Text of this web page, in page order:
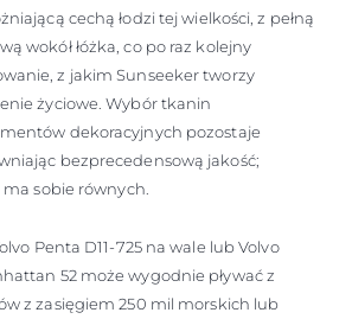
cechą łodzi tej wielkości, z pełną
wokół łóżka, co po raz kolejny
z jakim Sunseeker tworzy
życiowe. Wybór tkanin
dekoracyjnych pozostaje
bezprecedensową jakość;
sobie równych.
Penta D11-725 na wale lub Volvo
52 może wygodnie pływać z
z zasięgiem 250 mil morskich lub